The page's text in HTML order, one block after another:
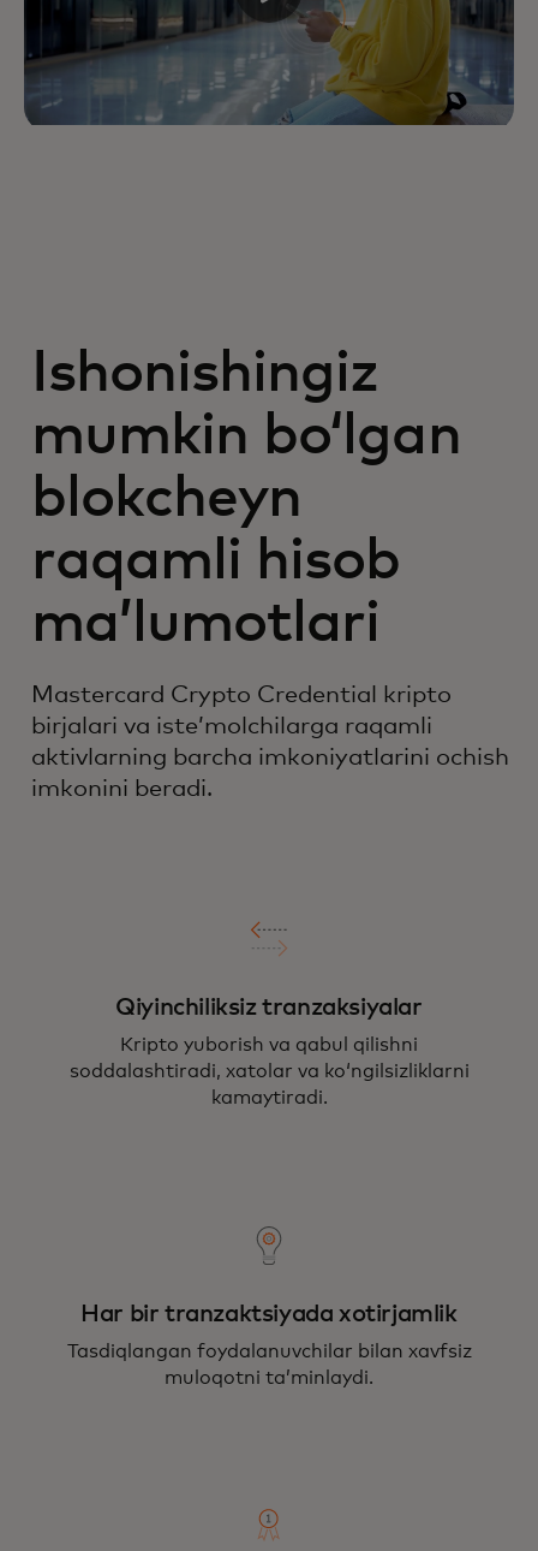
Ishonishingiz
mumkin boʻlgan
blokcheyn
raqamli hisob
maʼlumotlari
Mastercard Crypto Credential kripto
birjalari va isteʼmolchilarga raqamli
aktivlarning barcha imkoniyatlarini ochish
imkonini beradi.
Qiyinchiliksiz tranzaksiyalar
Kripto yuborish va qabul qilishni
soddalashtiradi, xatolar va koʻngilsizliklarni
kamaytiradi.
Har bir tranzaktsiyada xotirjamlik
Tasdiqlangan foydalanuvchilar bilan xavfsiz
muloqotni taʼminlaydi.